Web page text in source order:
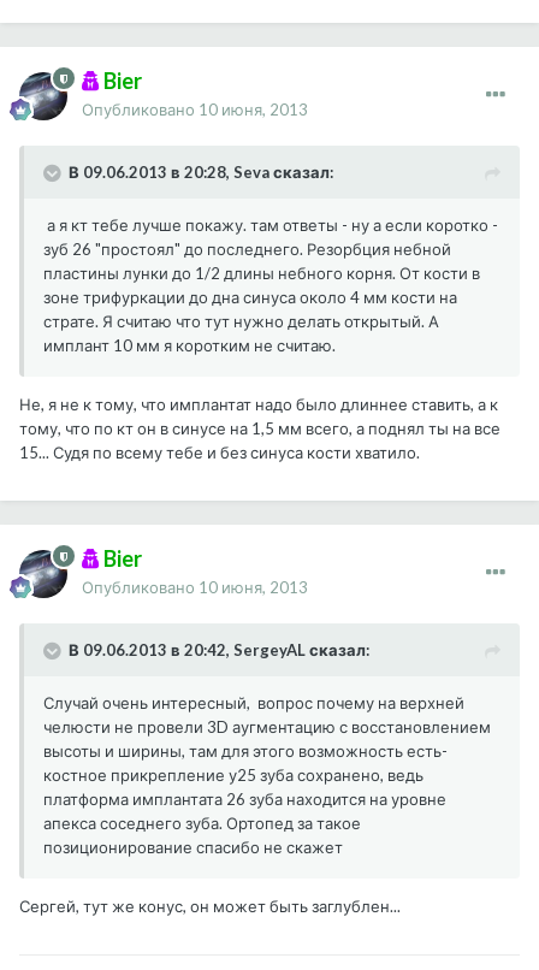
Bier
Опубликовано 10 июня, 2013
В 09.06.2013 в 20:28, Seva сказал:
а я кт тебе лучше покажу. там ответы - ну а если коротко -
зуб 26 "простоял" до последнего. Резорбция небной
пластины лунки до 1/2 длины небного корня. От кости в
зоне трифуркации до дна синуса около 4 мм кости на
страте. Я считаю что тут нужно делать открытый. А
имплант 10 мм я коротким не считаю.
Не, я не к тому, что имплантат надо было длиннее ставить, а к
тому, что по кт он в синусе на 1,5 мм всего, а поднял ты на все
15... Судя по всему тебе и без синуса кости хватило.
Bier
Опубликовано 10 июня, 2013
В 09.06.2013 в 20:42, SergeyAL сказал:
Случай очень интересный, вопрос почему на верхней
челюсти не провели 3D аугментацию с восстановлением
высоты и ширины, там для этого возможность есть-
костное прикрепление у25 зуба сохранено, ведь
платформа имплантата 26 зуба находится на уровне
апекса соседнего зуба. Ортопед за такое
позиционирование спасибо не скажет
Сергей, тут же конус, он может быть заглублен...